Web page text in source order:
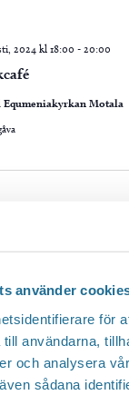
använder
för
användarna,
och analysera
sådana
2024 kl 18:00 - 20:00
Motala
Motala